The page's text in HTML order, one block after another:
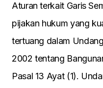
Aturan terkait Garis
pijakan hukum yang
tertuang dalam
2002 tentang
Pasal 13 Ayat (1).